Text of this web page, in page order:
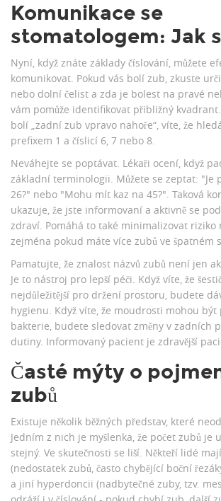
Komunikace se
stomatologem: Jak
Nyní, když znáte základy číslování, můžete
komunikovat. Pokud vás bolí zub, zkuste
nebo dolní čelist a zda je bolest na pravé
vám pomůže identifikovat přibližný
bolí „zadní zub vpravo nahoře“, víte, že
prefixem 1 a číslicí 6, 7 nebo 8.
Neváhejte se poptávat. Lékaři ocení, když
základní terminologii. Můžete se zeptat: "Je
26?" nebo "Mohu mít kaz na 45?". Taková
ukazuje, že jste informovaní a aktivně se
zdraví. Pomáhá to také minimalizovat riziko
zejména pokud máte více zubů ve špatném
Pamatujte, že znalost názvů zubů není jen
Je to nástroj pro lepší péči. Když víte, že
nejdůležitější pro držení prostoru, budete
hygienu. Když víte, že moudrosti mohou
bakterie, budete sledovat změny v zadních
dutiny. Informovaný pacient je zdravější
Časté mýty o
zubů
Existuje několik běžných představ, které
Jedním z nich je myšlenka, že počet zubů je
stejný. Ve skutečnosti se liší. Někteří lidé
(nedostatek zubů, často chybějící boční
a jiní hyperdoncii (nadbytečné zuby, tzv.